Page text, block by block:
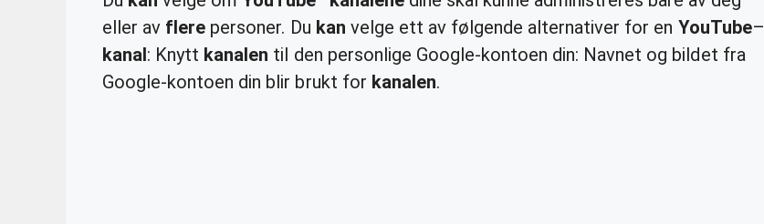
eller av flere personer. Du kan velge ett av følgende alternativer for en YouTube–
kanal: Knytt kanalen til den personlige Google-kontoen din: Navnet og bildet fra
Google-kontoen din blir brukt for kanalen.